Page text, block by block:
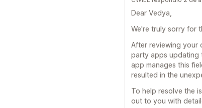
Dear Vedya,
We're truly sorry for
After reviewing your
party apps updating
app manages this
resulted in the
To help resolve the
out to you with